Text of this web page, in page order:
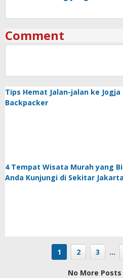
Comment
Tips Hemat Jalan-jalan ke Jogja
Backpacker
4 Tempat Wisata Murah yang
Anda Kunjungi di Sekitar Jakarta
1 2 3 …
No More